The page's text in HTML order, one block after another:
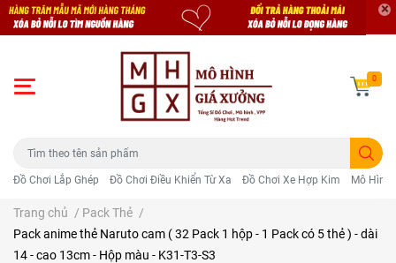
Đồ Chơi Lắp Ghép Đồ Chơi Điều Khiển Từ Xa Đồ Chơi Xe Hợp Kim Mô Hình
0
Trang chủ / Pack Thẻ /
Pack anime thẻ Naruto cam ( 32 Pack 1 hộp - 1 Pack có 5 thẻ ) - dài
14 - cao 13cm - Hộp màu - K31-T3-S3